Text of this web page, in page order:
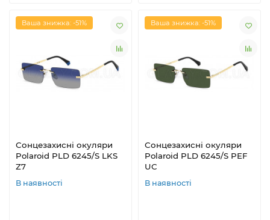
Ваша знижка: -51%
Сонцезахисні окуляри
Polaroid PLD 6245/S LKS
Z7
В наявності
Ваша знижка: -51%
Сонцезахисні окуляри
Polaroid PLD 6245/S PEF
UC
В наявності